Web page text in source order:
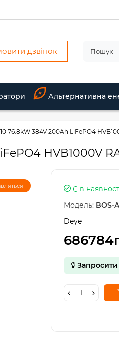
дзвінок
Альтернативна
76.8kW 384V 200Ah LiFePO4
HVB1000V
Є в
Модель: BOS-
Deye
Запросити